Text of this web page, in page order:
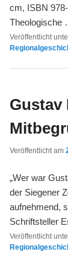
cm, ISBN
Veröffentlicht
Gustav
Veröffentlicht am
„Wer war
der Siegener
aufnehmend,
Schriftsteller
Veröffentlicht